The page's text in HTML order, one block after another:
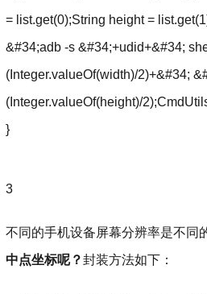
= list.get(0);String height =
&#34;adb -s &#34;+udid+&#34;
(Integer.valueOf(width)/2)+&#34;
(Integer.valueOf(height)/
}
3
不同的手机设备屏幕分辨率是不同
中点坐标呢？封装方法如下：